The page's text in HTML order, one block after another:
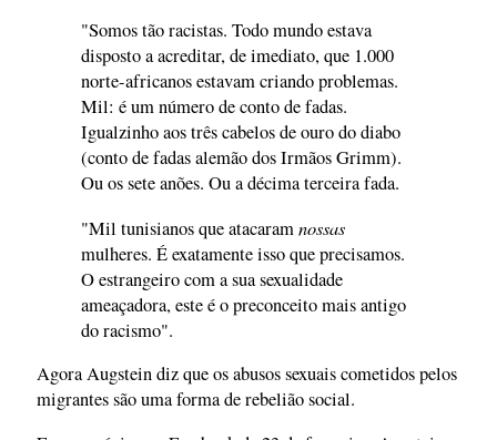
"Somos tão racistas. Todo mundo estava
disposto a acreditar, de imediato, que 1.000
norte-africanos estavam criando problemas.
Mil: é um número de conto de fadas.
Igualzinho aos três cabelos de ouro do diabo
(conto de fadas alemão dos Irmãos Grimm).
Ou os sete anões. Ou a décima terceira fada.
"Mil tunisianos que atacaramnossas
mulheres. É exatamente isso que precisamos.
O estrangeiro com a sua sexualidade
ameaçadora, este é o preconceito mais antigo
do racismo".
Agora Augstein diz que os abusos sexuais cometidos pelos
migrantes são uma forma de rebelião social.